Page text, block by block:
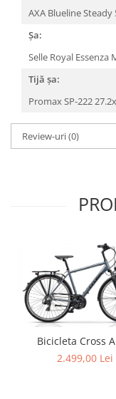
AXA Blueline Steady
Șa:
Selle Royal Essenza
Tijă șa:
Promax SP-222
Review-uri(0)
Bicicleta Cross
2.499,00 Lei